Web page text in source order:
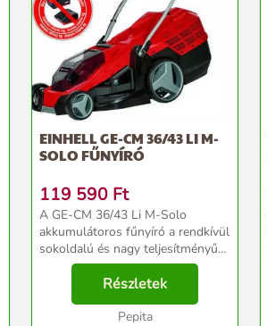
EINHELL GE-CM 36/43 LI M-
SOLO FŰNYÍRÓ
119 590 Ft
A GE-CM 36/43 Li M-Solo
akkumulátoros fűnyíró a rendkívül
sokoldalú és nagy teljesítményű
Power X-Change család tagja,
melyet max. 600 m² nagyságú
területek megmunkáláshoz
ajánlunk. A fűnyíró egy kivá...
Részletek
Pepita